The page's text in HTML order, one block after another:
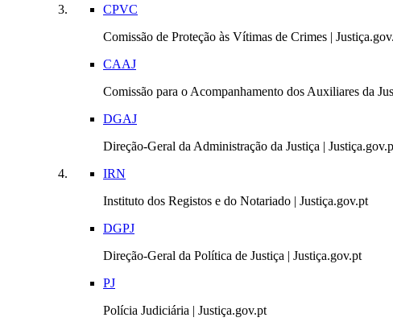
CPVC
Comissão de Proteção às Vítimas de Crimes |
CAAJ
Comissão para o Acompanhamento dos Auxiliares da
DGAJ
Direção-Geral da Administração da Justiça |
IRN
Instituto dos Registos e do Notariado | Justiça.gov.pt
DGPJ
Direção-Geral da Política de Justiça | Justiça.gov.pt
PJ
Polícia Judiciária | Justiça.gov.pt